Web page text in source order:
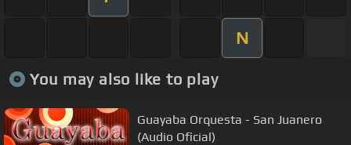
N
You may also like to play
Guayaba Orquesta - San Juanero
(Audio Oficial)